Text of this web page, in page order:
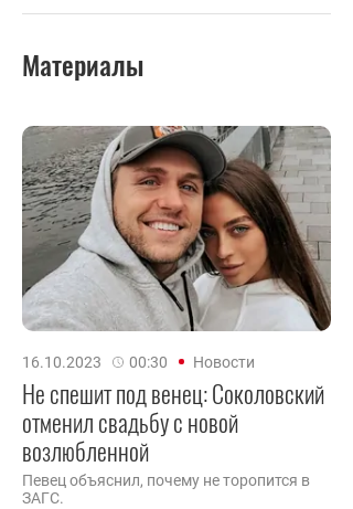
Материалы
16.10.2023 00:30 Новости
Не спешит под венец: Соколовский
отменил свадьбу с новой
возлюбленной
Певец объяснил, почему не торопится в
ЗАГС.